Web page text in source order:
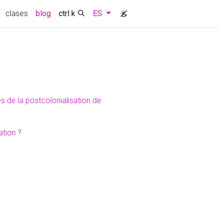
clases blog ctrl k ES (current)
de la postcolonialisation de
?